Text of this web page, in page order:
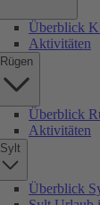
Überblick
Aktivitäten
Rügen
Überblick
Aktivitäten
Sylt
Überblick